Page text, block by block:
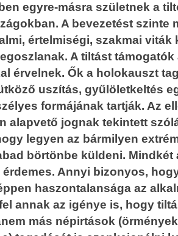
egyre-másra születnek a
A bevezetést szinte
értelmiségi, szakmai viták
A tiltást támogatók
érvelnek. Ők a holokauszt
uszítás, gyűlöletkeltés
formájának tartják. Az
alapvető jognak tekintett
legyen az bármilyen
börtönbe küldeni. Mindkét
Annyi bizonyos,
haszontalansága az
annak az igénye is, hogy
más népirtások